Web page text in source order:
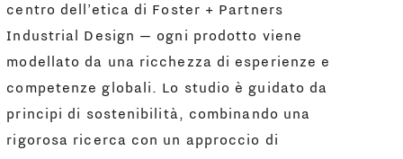
centro dell’etica di Foster + Partners
Industrial Design — ogni prodotto viene
modellato da una ricchezza di esperienze e
competenze globali. Lo studio è guidato da
principi di sostenibilità, combinando una
rigorosa ricerca con un approccio di